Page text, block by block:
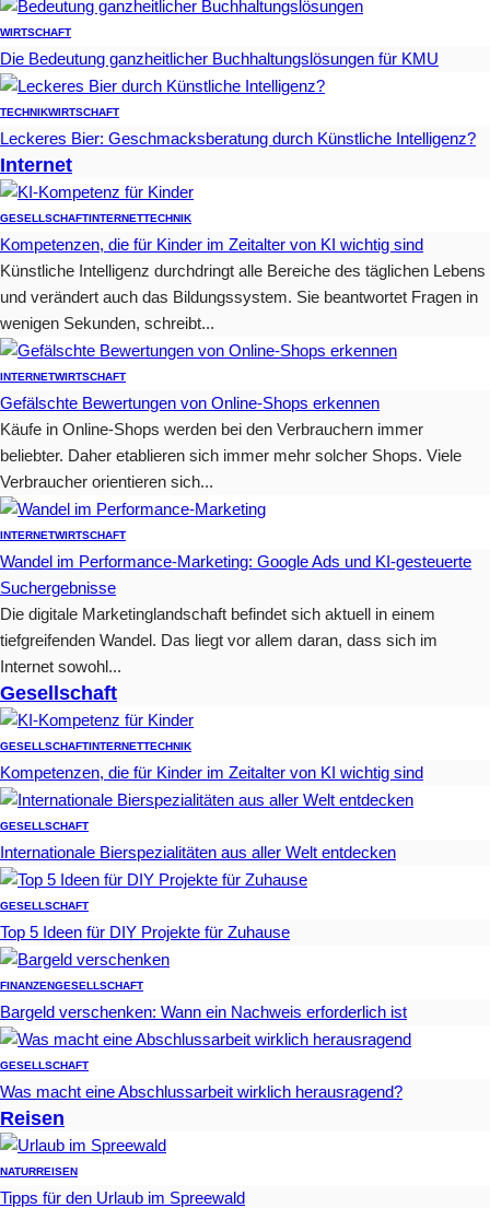
WIRTSCHAFT
Die Bedeutung ganzheitlicher Buchhaltungslösungen für KMU
TECHNIKWIRTSCHAFT
Leckeres Bier: Geschmacksberatung durch Künstliche Intelligenz?
Internet
GESELLSCHAFTINTERNETTECHNIK
Kompetenzen, die für Kinder im Zeitalter von KI wichtig sind
Künstliche Intelligenz durchdringt alle Bereiche des täglichen Lebens
und verändert auch das Bildungssystem. Sie beantwortet Fragen in
wenigen Sekunden, schreibt...
INTERNETWIRTSCHAFT
Gefälschte Bewertungen von Online-Shops erkennen
Käufe in Online-Shops werden bei den Verbrauchern immer
beliebter. Daher etablieren sich immer mehr solcher Shops. Viele
Verbraucher orientieren sich...
INTERNETWIRTSCHAFT
Wandel im Performance-Marketing: Google Ads und KI-gesteuerte
Suchergebnisse
Die digitale Marketinglandschaft befindet sich aktuell in einem
tiefgreifenden Wandel. Das liegt vor allem daran, dass sich im
Internet sowohl...
Gesellschaft
GESELLSCHAFTINTERNETTECHNIK
Kompetenzen, die für Kinder im Zeitalter von KI wichtig sind
GESELLSCHAFT
Internationale Bierspezialitäten aus aller Welt entdecken
GESELLSCHAFT
Top 5 Ideen für DIY Projekte für Zuhause
FINANZENGESELLSCHAFT
Bargeld verschenken: Wann ein Nachweis erforderlich ist
GESELLSCHAFT
Was macht eine Abschlussarbeit wirklich herausragend?
Reisen
NATURREISEN
Tipps für den Urlaub im Spreewald